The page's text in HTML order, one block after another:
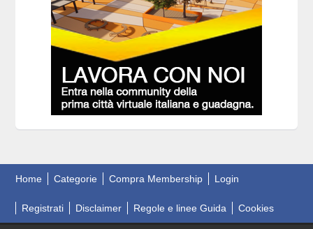
Home Categorie Compra Membership Login
Registrati Disclaimer Regole e linee Guida Cookies